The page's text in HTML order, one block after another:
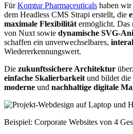
FürKomtur Pharmaceuticals haben wir
dem Headless CMS Strapi erstellt, die
maximale Flexibilität ermöglicht. Das
von Nuxt sowie dynamische SVG-
schaffen ein unverwechselbares,
Wiedererkennungswert.
Die zukunftssichere Architektur
einfache Skalierbarkeit und bildet
moderne und nachhaltige digitale
Beispiel: Corporate Websites von 4